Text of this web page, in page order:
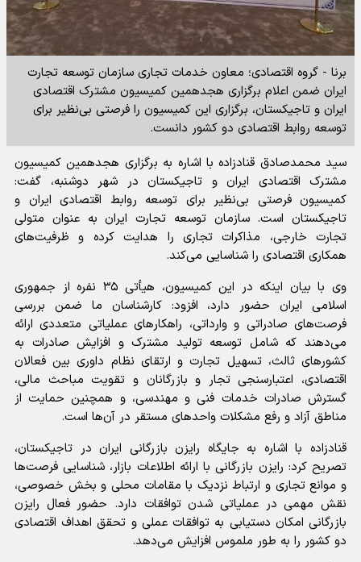
برنا - گروه اقتصادی؛ معاون خدمات تجاری سازمان توسعه تجارت
ایران ضمن اعلام برگزاری هجدهمین کمیسیون مشترک اقتصادی
ایران و تاجیکستان، برگزاری این کمیسیون را فرصتی بی‌نظیر برای
توسعه روابط اقتصادی دو کشور دانست.
سید محمدصادق قنادزاده با اشاره به برگزاری هجدهمین کمیسیون
مشترک اقتصادی ایران و تاجیکستان در شهر دوشنبه، گفت:
کمیسیون فرصتی بی‌نظیر برای توسعه روابط اقتصادی ایران و
تاجیکستان است. سازمان توسعه تجارت ایران به عنوان متولی
تجارت خارجی، مذاکرات تجاری را هدایت کرده و ظرفیت‌های
همکاری اقتصادی را شناسایی می‌کند.
وی با بیان اینکه در این کمیسیون، هیأتی ۳۵ نفره از جمهوری
اسلامی ایران حضور دارد، افزود: کارشناسان ما ضمن بررسی
فرصت‌های صادراتی و وارداتی، راهکارهای عملیاتی متعددی ارائه
می‌دهند که شامل توسعه تولید مشترک و افزایش صادرات به
کشورهای ثالث، تسهیل تجارت و ارتقای نظام داوری بین فعالان
اقتصادی، اعتبارسنجی تجار و بازرگانان و تقویت مباحث مالی،
گسترش صادرات خدمات فنی و مهندسی، و همچنین حمایت از
مناطق آزاد و رفع مشکلات واحدهای مستقر در آن‌ها است.
قنادزاده با اشاره به جایگاه رایزن بازرگانی ایران در تاجیکستان،
تصریح کرد: رایزن بازرگانی با ارائه اطلاعات بازار، شناسایی فرصت‌ها
و موانع تجاری و ارتباط نزدیک با مقامات محلی و بخش خصوصی،
نقش مهمی در عملیاتی شدن توافقات دارد. حضور فعال رایزن
بازرگانی امکان دستیابی به توافقات عملی و تحقق اهداف اقتصادی
دو کشور را به طور ملموس افزایش می‌دهد.